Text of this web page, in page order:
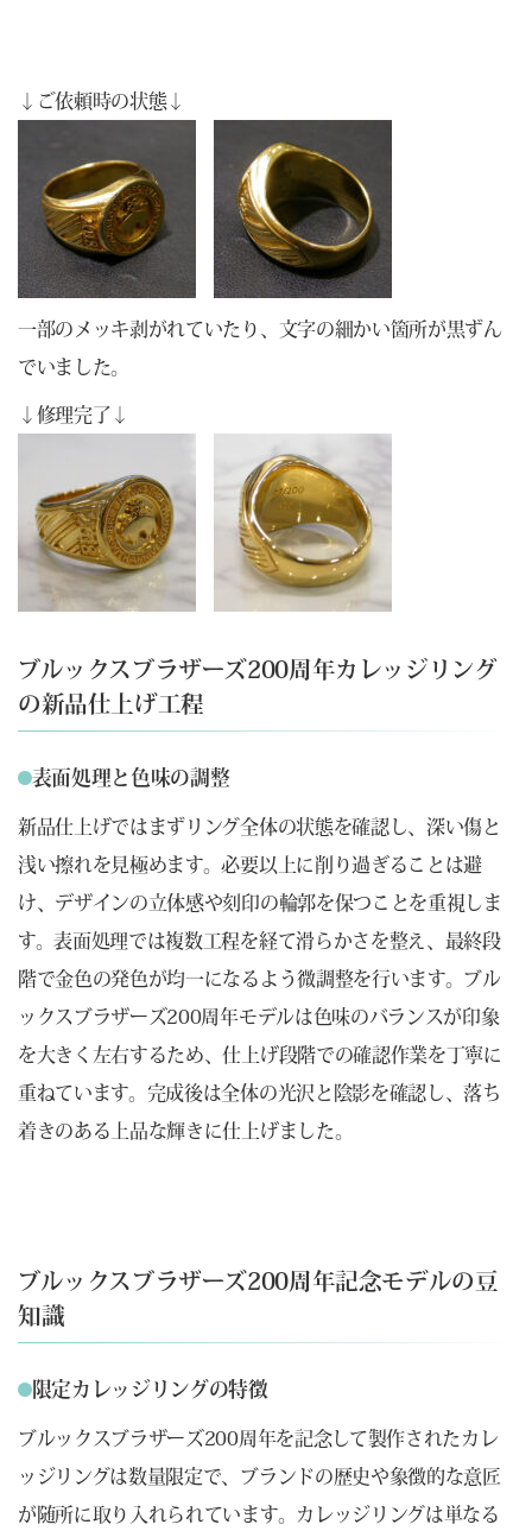
↓ご依頼時の状態↓
一部のメッキ剥がれていたり、文字の細かい箇所が黒ずん
でいました。
↓修理完了↓
ブルックスブラザーズ200周年カレッジリング
の新品仕上げ工程
表面処理と色味の調整
新品仕上げではまずリング全体の状態を確認し、深い傷と
浅い擦れを見極めます。必要以上に削り過ぎることは避
け、デザインの立体感や刻印の輪郭を保つことを重視しま
す。表面処理では複数工程を経て滑らかさを整え、最終段
階で金色の発色が均一になるよう微調整を行います。ブル
ックスブラザーズ200周年モデルは色味のバランスが印象
を大きく左右するため、仕上げ段階での確認作業を丁寧に
重ねています。完成後は全体の光沢と陰影を確認し、落ち
着きのある上品な輝きに仕上げました。
ブルックスブラザーズ200周年記念モデルの豆
知識
限定カレッジリングの特徴
ブルックスブラザーズ200周年を記念して製作されたカレ
ッジリングは数量限定で、ブランドの歴史や象徴的な意匠
が随所に取り入れられています。カレッジリングは単なる